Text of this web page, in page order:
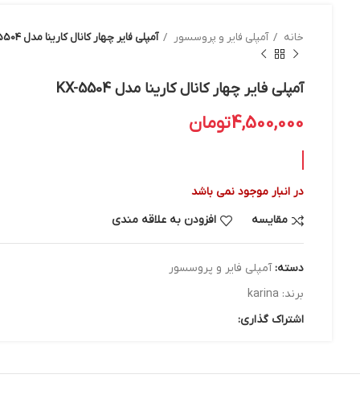
خانه آمپلی فایر و پروسسور آمپلی فایر چهار کانال کارینا مدل KX-5504
آمپلی فایر چهار کانال کارینا مدل KX-5504
4,500,000تومان
در انبار موجود نمی باشد
مقایسه
افزودن به علاقه مندی
دسته: آمپلی فایر و پروسسور
برند:karina
اشتراک گذاری: